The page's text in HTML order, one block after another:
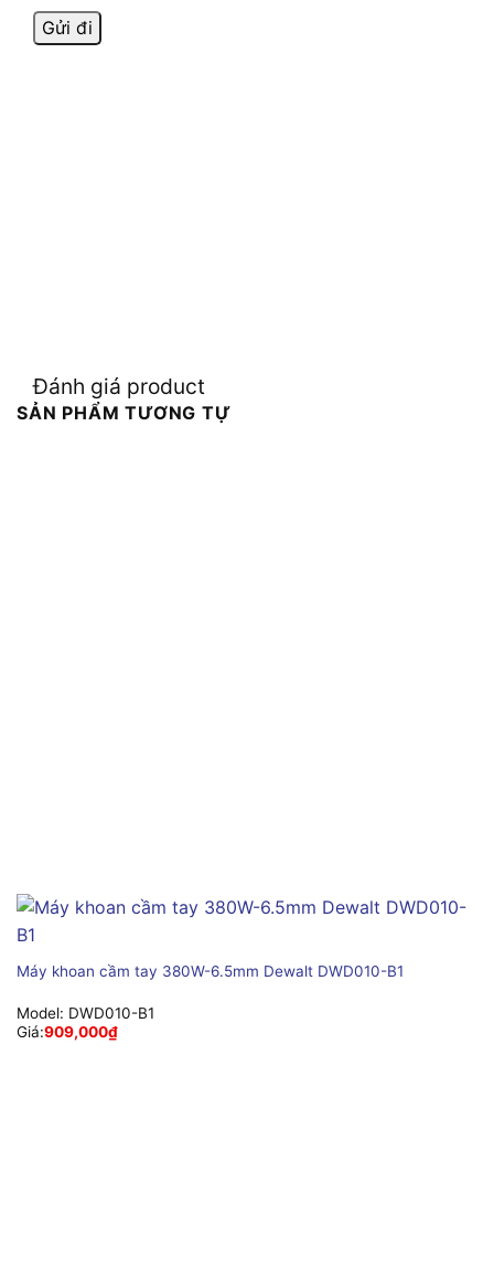
Đánh giá product
SẢN PHẨM TƯƠNG TỰ
Máy khoan cầm tay 380W-6.5mm Dewalt DWD010-B1
Model: DWD010-B1
Giá:909,000₫